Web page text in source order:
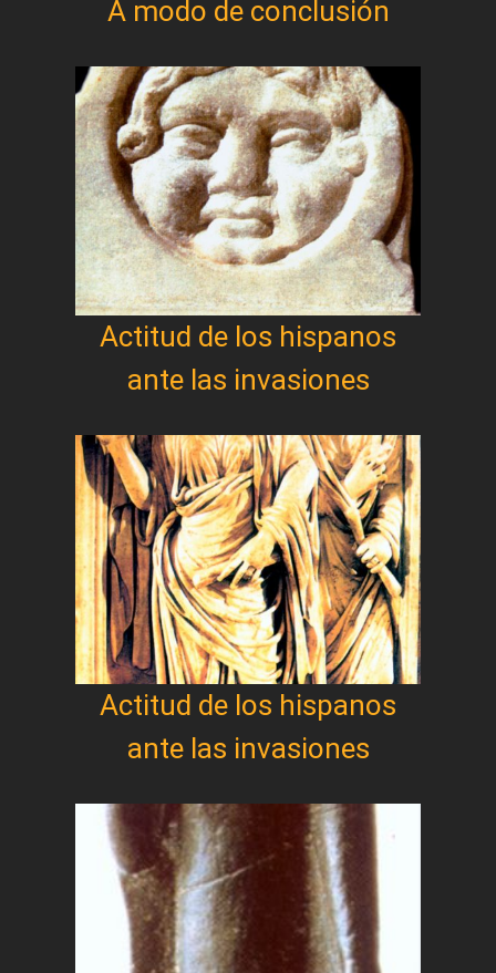
A modo de conclusión
Actitud de los hispanos
ante las invasiones
Actitud de los hispanos
ante las invasiones